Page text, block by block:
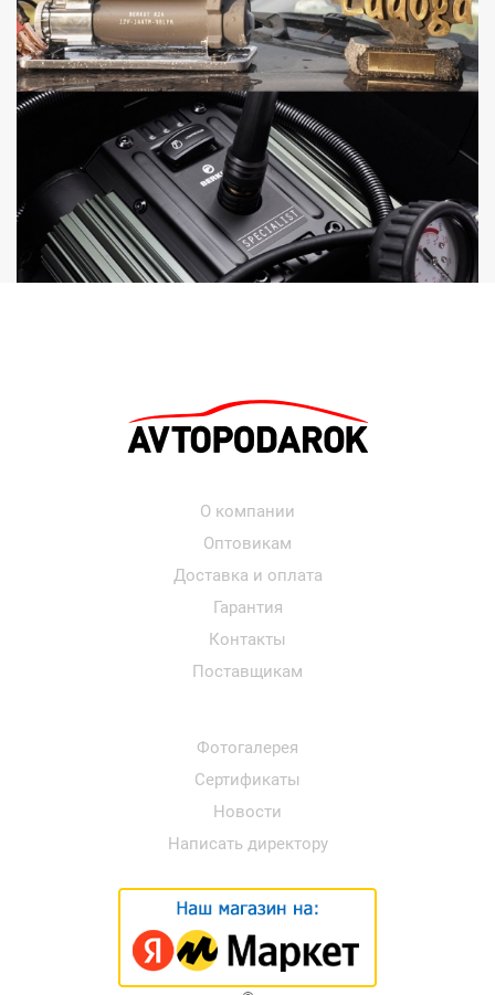
О компании
Оптовикам
Доставка и оплата
Гарантия
Контакты
Поставщикам
Фотогалерея
Сертификаты
Новости
Написать директору